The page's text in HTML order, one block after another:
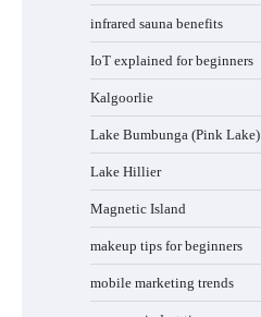
infrared sauna benefits
IoT explained for beginners
Kalgoorlie
Lake Bumbunga (Pink Lake)
Lake Hillier
Magnetic Island
makeup tips for beginners
mobile marketing trends